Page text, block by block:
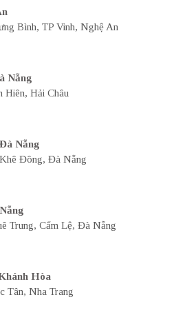
Bình, TP Vinh, Nghệ An
Nẵng
Hải Châu
Nẵng
Đông, Đà Nẵng
Trung, Cẩm Lệ, Đà Nẵng
Hòa
Tân, Nha Trang